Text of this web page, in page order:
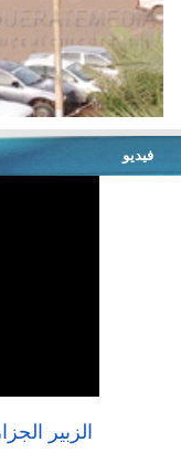
فيديو
الزبير